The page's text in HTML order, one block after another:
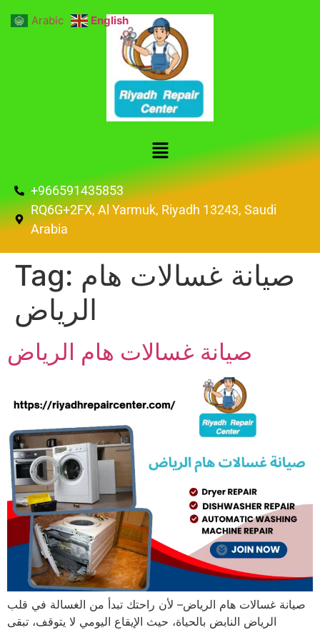
+966591435853
RQ6G+2FX, Al Yarmuk, Riyadh 13243, Saudi
Arabia
Tag: صيانة غسالات هام
الرياض
صيانة غسالات هام الرياض
صيانة غسالات هام الرياض– لأن راحتك تبدأ من الغسالة في قلب
الرياض النابض بالحياة، حيث الإيقاع اليومي لا يتوقف، تبقى
Arabic English